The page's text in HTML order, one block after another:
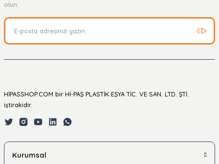
olun.
HİPASSHOP.COM bir Hİ-PAŞ PLASTİK EŞYA TİC. VE SAN. LTD. ŞTİ.
iştirakidir.
Kurumsal